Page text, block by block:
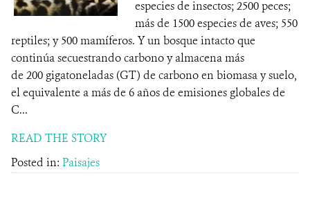
especies de insectos; 2500 peces;
más de 1500 especies de aves; 550
reptiles; y 500 mamíferos. Y un bosque intacto que
continúa secuestrando carbono y almacena más
de 200 gigatoneladas (GT) de carbono en biomasa y suelo,
el equivalente a más de 6 años de emisiones globales de
C...
READ THE STORY
Posted in: Paisajes